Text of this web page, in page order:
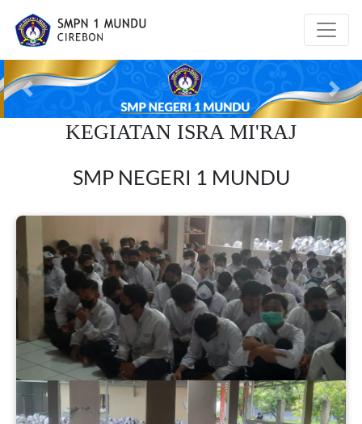
Previous Next
KEGIATAN ISRA MI'RAJ
SMP NEGERI 1 MUNDU